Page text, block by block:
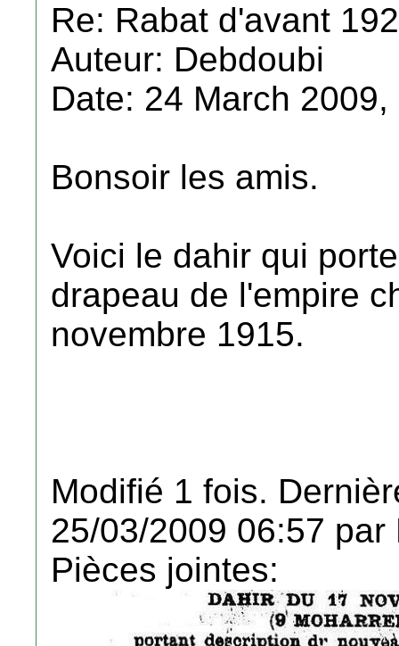
Re: Rabat d'avant
Auteur: Debdoubi
Date: 24 March 2009,
Bonsoir les amis.
Voici le dahir qui
drapeau de l'empire
novembre 1915.
Modifié 1 fois.
25/03/2009 06:57 par
Pièces jointes: